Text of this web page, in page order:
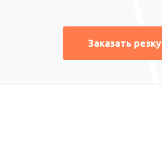
Заказать резку